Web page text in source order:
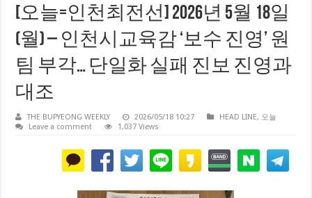
[오늘=인천최전선] 2026년 5월 18일
(월) – 인천시교육감 ‘보수 진영’ 원
팀 부각… 단일화 실패 진보 진영과
대조
THE BUPYEONG WEEKLY 2026/05/18 10:27 HEAD LINE, 오늘
Leave a comment
1,037 Views